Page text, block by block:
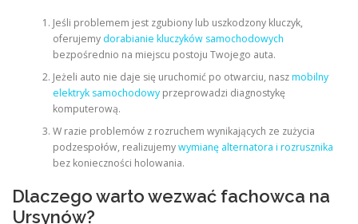
Jeśli problemem jest zgubiony lub uszkodzony kluczyk,
oferujemy dorabianie kluczyków samochodowych
bezpośrednio na miejscu postoju Twojego auta.
Jeżeli auto nie daje się uruchomić po otwarciu, naszmobilny
elektryk samochodowyprzeprowadzi diagnostykę
komputerową.
W razie problemów z rozruchem wynikających ze zużycia
podzespołów, realizujemywymianę alternatora i rozrusznika
bez konieczności holowania.
Dlaczego warto wezwać fachowca na
Ursynów?